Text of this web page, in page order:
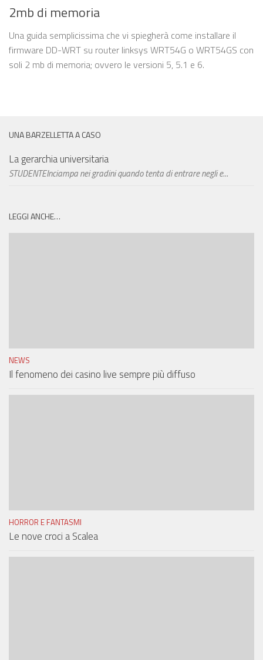
2mb di memoria
Una guida semplicissima che vi spiegherà come installare il
firmware DD-WRT su router linksys WRT54G o WRT54GS con
soli 2 mb di memoria; ovvero le versioni 5, 5.1 e 6.
UNA BARZELLETTA A CASO
La gerarchia universitaria
STUDENTEInciampa nei gradini quando tenta di entrare negli e...
LEGGI ANCHE…
NEWS
Il fenomeno dei casino live sempre più diffuso
HORROR E FANTASMI
Le nove croci a Scalea